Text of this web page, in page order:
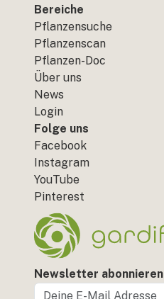
Bereiche
Pflanzensuche
Pflanzenscan
Pflanzen-Doc
Über uns
News
Login
Folge uns
Facebook
Instagram
YouTube
Pinterest
Newsletter abonnieren